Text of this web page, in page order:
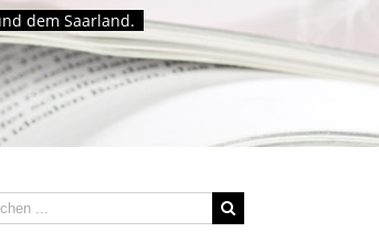
dem Saarland.